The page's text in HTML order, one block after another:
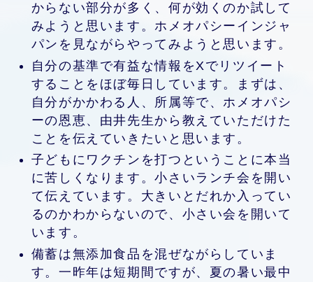
からない部分が多く、何が効くのか試して
みようと思います。ホメオパシーインジャ
パンを見ながらやってみようと思います。
自分の基準で有益な情報をXでリツイート
することをほぼ毎日しています。まずは、
自分がかかわる人、所属等で、ホメオパシ
ーの恩恵、由井先生から教えていただけた
ことを伝えていきたいと思います。
子どもにワクチンを打つということに本当
に苦しくなります。小さいランチ会を開い
て伝えています。大きいとだれか入ってい
るのかわからないので、小さい会を開いて
います。
備蓄は無添加食品を混ぜながらしていま
す。一昨年は短期間ですが、夏の暑い最中